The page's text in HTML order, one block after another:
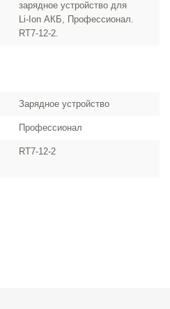
зарядное устройство для
Li-Ion АКБ, Профессионал.
RT7-12-2.
Зарядное устройство
Профессионал
RT7-12-2